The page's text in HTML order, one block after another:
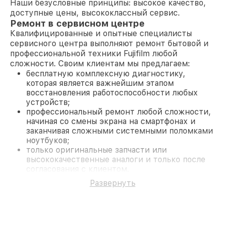
Наши безусловные принципы: высокое качество,
доступные цены, высококлассный сервис.
Ремонт в сервисном центре
Квалифицированные и опытные специалисты
сервисного центра выполняют ремонт бытовой и
профессиональной техники Fujifilm любой
сложности. Своим клиентам мы предлагаем:
бесплатную комплексную диагностику,
которая является важнейшим этапом
восстановления работоспособности любых
устройств;
профессиональный ремонт любой сложности,
начиная со смены экрана на смартфонах и
заканчивая сложными системными поломками
ноутбуков;
только оригинальные запчасти или
высококачественные аналоги и только после
согласования с клиентом.
На все работы и замененные комплектующие
предоставляется длительная гарантия. В случае
Развернуть